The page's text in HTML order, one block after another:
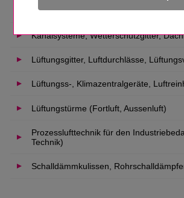
Industrieventilatoren
Kanalsysteme, Wetterschutzgitter,
Lüftungsgitter, Luftdurchlässe,
Lüftungss-, Klimazentralgeräte,
Lüftungstürme (Fortluft, Aussenluft)
Prozesslufttechnik für den
Technik)
Schalldämmkulissen,